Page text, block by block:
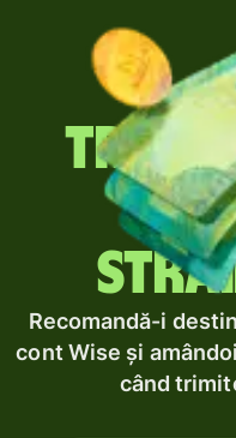
Recomandă-i
cont Wise și
când